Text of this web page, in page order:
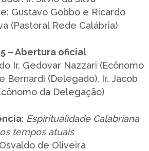
Gustavo Gobbo e Ricardo
(Pastoral Rede Calábria)
– Abertura oficial
Ir. Gedovar Nazzari (Ecônomo
Bernardi (Delegado), Ir. Jacob
da Delegação)
: Espiritualidade Calabriana
tempos atuais
de Oliveira